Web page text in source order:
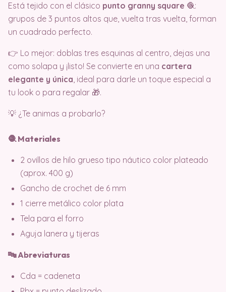
Está tejido con el clásico punto granny square 🧶:
grupos de 3 puntos altos que, vuelta tras vuelta, forman
un cuadrado perfecto.
👉 Lo mejor: doblas tres esquinas al centro, dejas una
como solapa y ¡listo! Se convierte en una cartera
elegante y única, ideal para darle un toque especial a
tu look o para regalar 🎁.
💡 ¿Te animas a probarlo?
🧶 Materiales
2 ovillos de hilo grueso tipo náutico color plateado
(aprox. 400 g)
Gancho de crochet de 6 mm
1 cierre metálico color plata
Tela para el forro
Aguja lanera y tijeras
🔤 Abreviaturas
Cda = cadeneta